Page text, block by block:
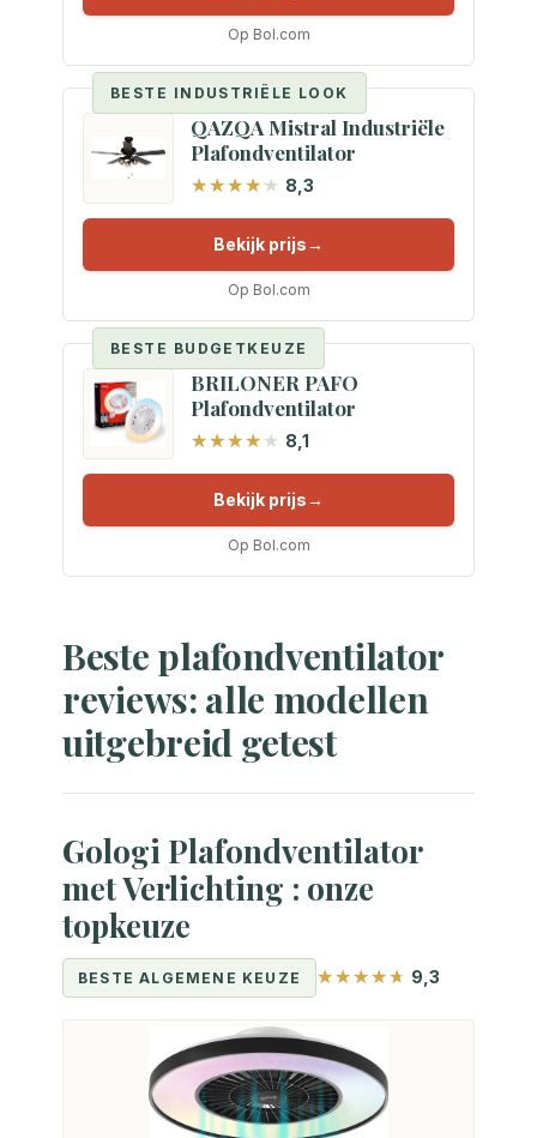
Op Bol.com
BESTE INDUSTRIËLE LOOK
QAZQA Mistral Industriële
Plafondventilator
8,3
Bekijk prijs
Op Bol.com
BESTE BUDGETKEUZE
BRILONER PAFO
Plafondventilator
8,1
Bekijk prijs
Op Bol.com
Beste plafondventilator
reviews: alle modellen
uitgebreid getest
Gologi Plafondventilator
met Verlichting : onze
topkeuze
BESTE ALGEMENE KEUZE 9,3